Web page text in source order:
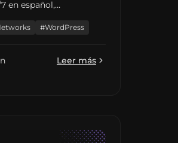
en español,
en 2026.#WordPress
Leer más